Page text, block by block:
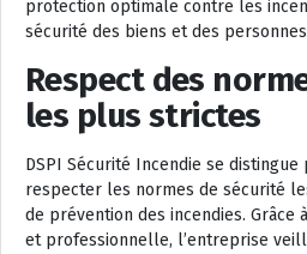
protection optimale contre les
sécurité des biens et des
Respect des
les plus strictes
DSPI Sécurité Incendie se
respecter les normes de sécurité
de prévention des incendies. Grâce
et professionnelle, l’entreprise